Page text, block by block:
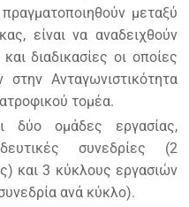
μεταξύ
είναι να αναδειχθούν
διαδικασίες οι οποίες
Ανταγωνιστικότητα
τομέα.
δύο ομάδες εργασίας,
συνεδρίες (2
και 3 κύκλους εργασιών
ανά κύκλο).